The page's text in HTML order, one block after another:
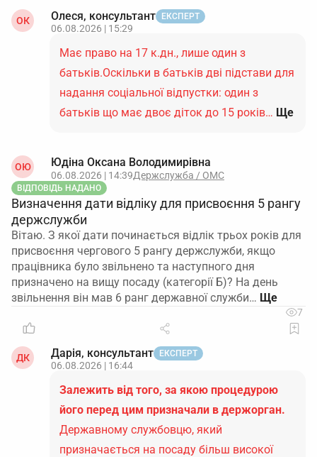
ОК Олеся, консультант ЕКСПЕРТ
06.08.2026 | 15:29
Має право на 17 к.дн., лише один з
батьків.Оскільки в батьків дві підстави для
надання соціальної відпустки: один з
батьків що має двоє діток до 15 років… Ще
ОЮ Юдіна Оксана Володимирівна
06.08.2026 | 14:39Держслужба / ОМС
ВІДПОВІДЬ НАДАНО
Визначення дати відліку для присвоєння 5 рангу
держслужби
Вітаю. З якої дати починається відлік трьох років для
присвоєння чергового 5 рангу держслужби, якщо
працівника було звільнено та наступного дня
призначено на вищу посаду (категорії Б)? На день
звільнення він мав 6 ранг державної служби…
7
ДК Дарія, консультант ЕКСПЕРТ
06.08.2026 | 16:44
Залежить від того, за якою процедурою
його перед цим призначали в держорган.
Державному службовцю, який
призначається на посаду більш високої